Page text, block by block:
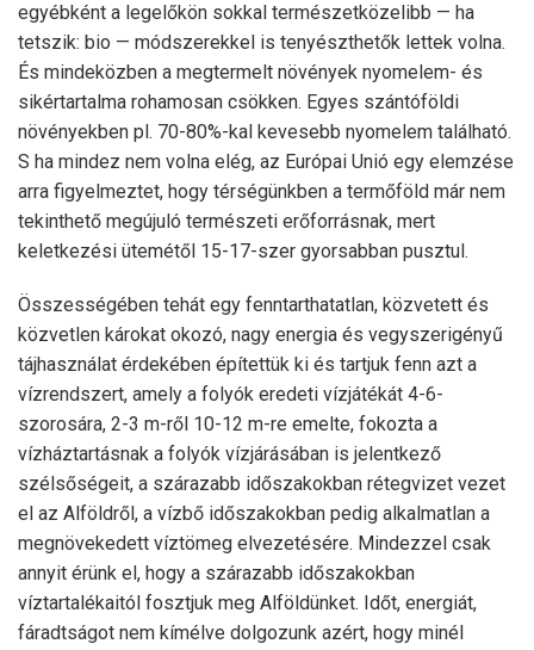
egyébként a legelőkön sokkal természetközelibb — ha
tetszik: bio — módszerekkel is tenyészthetők lettek volna.
És mindeközben a megtermelt növények nyomelem- és
sikértartalma rohamosan csökken. Egyes szántóföldi
növényekben pl. 70-80%-kal kevesebb nyomelem található.
S ha mindez nem volna elég, az Európai Unió egy elemzése
arra figyelmeztet, hogy térségünkben a termőföld már nem
tekinthető megújuló természeti erőforrásnak, mert
keletkezési ütemétől 15-17-szer gyorsabban pusztul.
Összességében tehát egy fenntarthatatlan, közvetett és
közvetlen károkat okozó, nagy energia és vegyszerigényű
tájhasználat érdekében építettük ki és tartjuk fenn azt a
vízrendszert, amely a folyók eredeti vízjátékát 4-6-
szorosára, 2-3 m-ről 10-12 m-re emelte, fokozta a
vízháztartásnak a folyók vízjárásában is jelentkező
szélsőségeit, a szárazabb időszakokban rétegvizet vezet
el az Alföldről, a vízbő időszakokban pedig alkalmatlan a
megnövekedett víztömeg elvezetésére. Mindezzel csak
annyit érünk el, hogy a szárazabb időszakokban
víztartalékaitól fosztjuk meg Alföldünket. Időt, energiát,
fáradtságot nem kímélve dolgozunk azért, hogy minél